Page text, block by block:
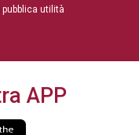
utilità
APP